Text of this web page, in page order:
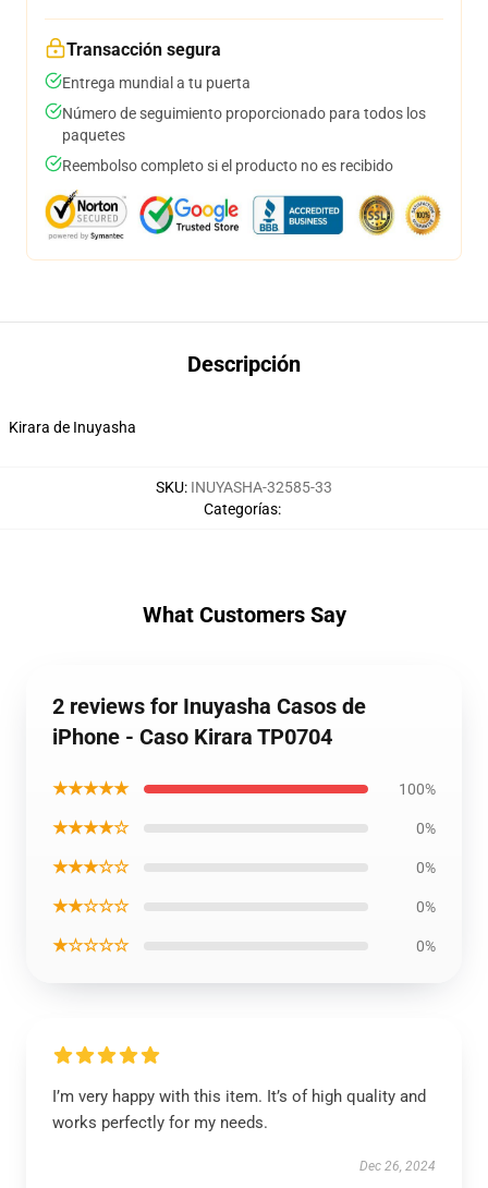
Transacción segura
Entrega mundial a tu puerta
Número de seguimiento proporcionado para todos los
paquetes
Reembolso completo si el producto no es recibido
Descripción
Kirara de Inuyasha
SKU: INUYASHA-32585-33
Categorías:
What Customers Say
2 reviews for Inuyasha Casos de
iPhone - Caso Kirara TP0704
★★★★★ 100%
★★★★☆ 0%
★★★☆☆ 0%
★★☆☆☆ 0%
★☆☆☆☆ 0%
I’m very happy with this item. It’s of high quality and
works perfectly for my needs.
Dec 26, 2024